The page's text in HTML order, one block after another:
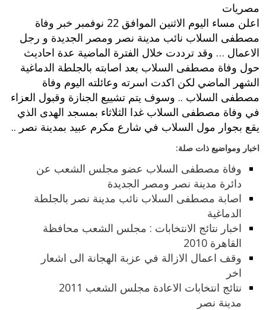
مصريات
اعلن مساء اليوم الاثنين الموافق 22 نوفمبر خبر وفاة
مصطفى السلاب نائب مدينة نصر ومصر الجديدة و رجل
الاعمال … وقد ترددت خلال الفترة الماضية عدة احاديث
حول وفاة مصطفى السلاب بعد اصابته بالجلطة الدماغية
الشهر الماضي لكن اكدت اسرته وعائلته اليوم وفاة
مصطفى السلاب .. وسوف يتم تشييع الجنازة وقبول العزاء
في وفاة مصطفى السلاب غدا الثلاثاء بمسجد الهدى الذي
يقع بجوار مول السلاب في شارع مكرم عبيد بمدينة نصر ..
اخبار ومواضيع ذات صلة:
وفاة مصطفى السلاب عضو مجلس الشعب عن
دائرة مدينة نصر ومصر الجديدة
اصابة مصطفى السلاب نائب مدينة نصر بالجلطة
الدماغية
اخبار نتائج الانتخابات : مجلس الشعب محافظة
القاهرة 2010
وقف اعمال الازالة في عزبة الهجانة الى اشعار
اخر
نتائج انتخابات الاعادة مجلس الشعب 2011
مدينة نصر